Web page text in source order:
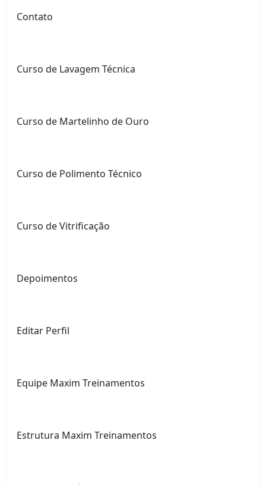
Contato
Curso de Lavagem Técnica
Curso de Martelinho de Ouro
Curso de Polimento Técnico
Curso de Vitrificação
Depoimentos
Editar Perfil
Equipe Maxim Treinamentos
Estrutura Maxim Treinamentos